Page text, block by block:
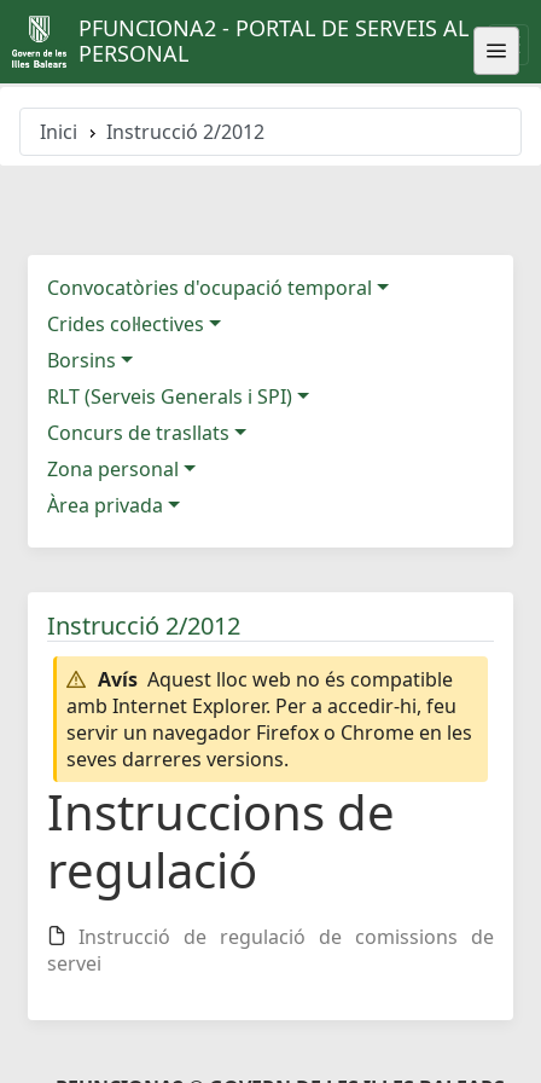
PFUNCIONA2 - PORTAL DE SERVEIS AL
PERSONAL
Inici Instrucció 2/2012
Convocatòries d'ocupació temporal
Crides col·lectives
Borsins
RLT (Serveis Generals i SPI)
Concurs de trasllats
Zona personal
Àrea privada
Instrucció 2/2012
Avís Aquest lloc web no és compatible
amb Internet Explorer. Per a accedir-hi, feu
servir un navegador Firefox o Chrome en les
seves darreres versions.
Instruccions de
regulació
Instrucció de regulació de comissions de
servei